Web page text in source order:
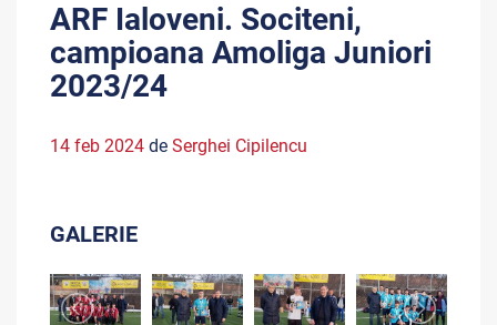
ARF Ialoveni. Sociteni,
campioana Amoliga Juniori
2023/24
14 feb 2024 de Serghei Cipilencu
GALERIE